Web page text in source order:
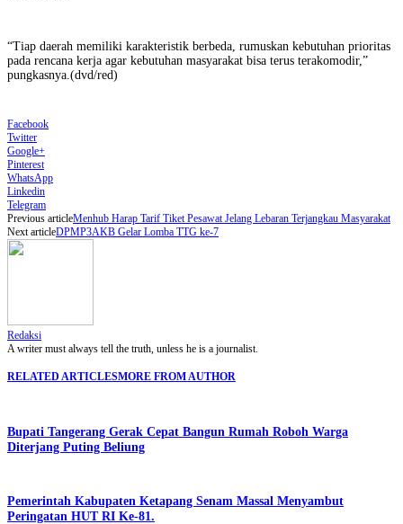
“Tiap daerah memiliki karakteristik berbeda, rumuskan kebutuhan prioritas
pada rencana kerja agar kebutuhan masyarakat bisa terus terakomodir,”
pungkasnya.(dvd/red)
Facebook
Twitter
Google+
Pinterest
WhatsApp
Linkedin
Telegram
Previous articleMenhub Harap Tarif Tiket Pesawat Jelang Lebaran Terjangkau Masyarakat
Next articleDPMP3AKB Gelar Lomba TTG ke-7
Redaksi
A writer must always tell the truth, unless he is a journalist.
RELATED ARTICLESMORE FROM AUTHOR
Bupati Tangerang Gerak Cepat Bangun Rumah Roboh Warga
Diterjang Puting Beliung
Pemerintah Kabupaten Ketapang Senam Massal Menyambut
Peringatan HUT RI Ke-81.